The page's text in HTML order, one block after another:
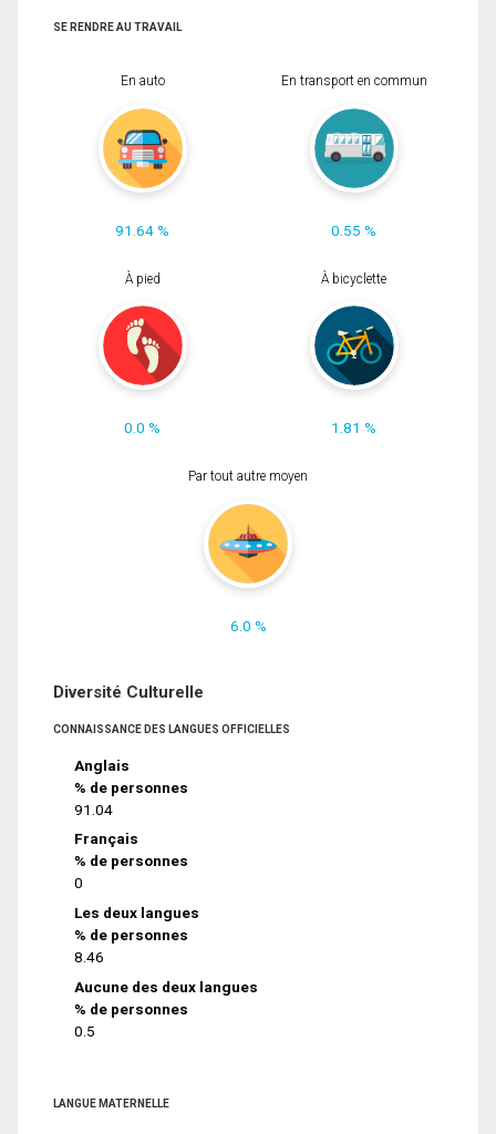
SE RENDRE AU TRAVAIL
En auto
91.64 %
En transport en commun
0.55 %
À pied
0.0 %
À bicyclette
1.81 %
Par tout autre moyen
6.0 %
Diversité Culturelle
CONNAISSANCE DES LANGUES OFFICIELLES
Anglais
% de personnes
91.04
Français
% de personnes
0
Les deux langues
% de personnes
8.46
Aucune des deux langues
% de personnes
0.5
LANGUE MATERNELLE